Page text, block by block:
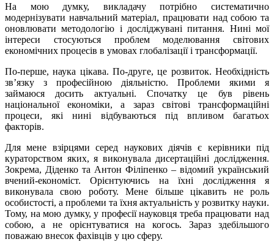
На мою думку, викладачу потрібно систематично
модернізувати навчальний матеріал, працювати над собою та
оновлювати методологію і досліджувані питання. Нині мої
інтереси стосуються проблем моделювання світових
економічних процесів в умовах глобалізації і трансформації.
По-перше, наука цікава. По-друге, це розвиток. Необхідність
зв’язку з професійною діяльністю. Проблеми якими я
займаюся досить актуальні. Спочатку це був рівень
національної економіки, а зараз світові трансформаційні
процеси, які нині відбуваються під впливом багатьох
факторів.
Для мене взірцями серед наукових діячів є керівники під
кураторством яких, я виконувала дисертаційні дослідження.
Зокрема, Діденко та Антон Філіпенко – відомий український
вчений-економіст. Орієнтуючись на їхні дослідження я
виконувала свою роботу. Мене більше цікавить не роль
особистості, а проблеми та їхня актуальність у розвитку науки.
Тому, на мою думку, у професії науковця треба працювати над
собою, а не орієнтуватися на когось. Зараз здебільшого
поважаю внесок фахівців у цю сферу.